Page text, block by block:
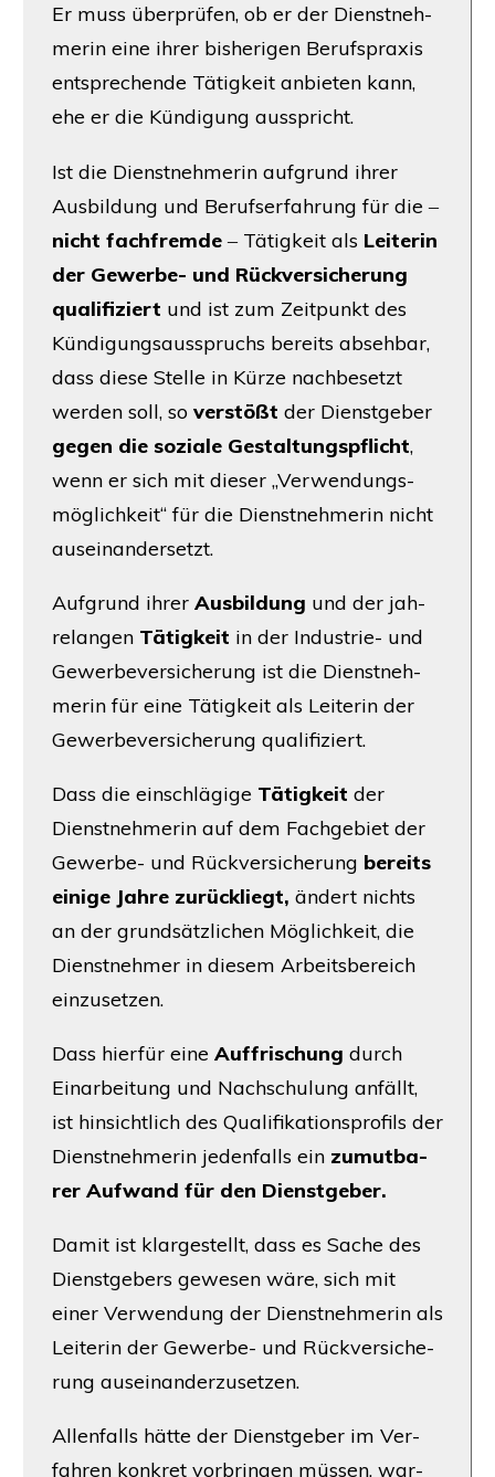
Er muss über­prü­fen, ob er der Dienst­neh­
me­rin eine ihrer bis­he­ri­gen Berufs­pra­xis
ent­spre­chen­de Tätig­keit anbie­ten kann,
ehe er die Kün­di­gung ausspricht.
Ist die Dienst­neh­me­rin auf­grund ihrer
Aus­bil­dung und Berufs­er­fah­rung für die ‒
nicht fach­frem­de‒ Tätig­keit als Lei­te­rin
der Gewer­be- und Rück­ver­si­che­rung
qua­li­fi­ziert und ist zum Zeit­punkt des
Kün­di­gungs­aus­spruchs bereits abseh­bar,
dass die­se Stel­le in Kür­ze nach­be­setzt
wer­den soll, so ver­stößt der Dienst­ge­ber
gegen die sozia­le Gestal­tungs­pflicht,
wenn er sich mit die­ser „Ver­wen­dungs­
mög­lich­keit“ für die Dienst­neh­me­rin nicht
auseinandersetzt.
Auf­grund ihrer Aus­bil­dung und der jah­
re­lan­gen Tätig­keit in der Indus­trie- und
Gewer­be­ver­si­che­rung ist die Dienst­neh­
me­rin für eine Tätig­keit als Lei­te­rin der
Gewer­be­ver­si­che­rung qualifiziert.
Dass die ein­schlä­gi­ge Tätig­keit der
Dienst­neh­me­rin auf dem Fach­ge­biet der
Gewer­be- und Rück­ver­si­che­rung bereits
eini­ge Jah­re zurück­liegt, ändert nichts
an der grund­sätz­li­chen Mög­lich­keit, die
Dienst­neh­mer in die­sem Arbeits­be­reich
einzusetzen.
Dass hier­für eine Auf­fri­schung durch
Ein­ar­bei­tung und Nach­schu­lung anfällt,
ist hin­sicht­lich des Qua­li­fi­ka­ti­ons­pro­fils der
Dienst­neh­me­rin jeden­falls ein zumut­ba­
rer Auf­wand für den Dienstgeber.
Damit ist klar­ge­stellt, dass es Sache des
Dienst­ge­bers gewe­sen wäre, sich mit
einer Ver­wen­dung der Dienst­neh­me­rin als
Lei­te­rin der Gewer­be- und Rück­ver­si­che­
rung auseinanderzusetzen.
Allen­falls hät­te der Dienst­ge­ber im Ver­
fah­ren kon­kret vor­brin­gen müs­sen, war­